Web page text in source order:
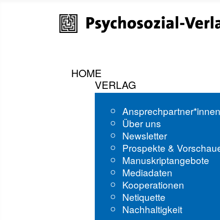
HOME
VERLAG
Über uns
Newsletter
Prospekte &
Manuskriptangebote
Mediadaten
Kooperationen
Netiquette
Nachhaltigkeit